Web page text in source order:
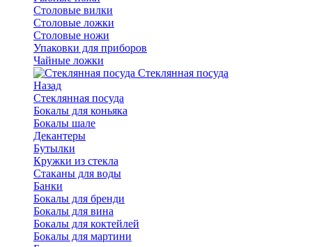
Столовые вилки
Столовые ложки
Столовые ножи
Упаковки для приборов
Чайные ложки
Стеклянная посуда
Назад
Стеклянная посуда
Бокалы для коньяка
Бокалы шале
Декантеры
Бутылки
Кружки из стекла
Стаканы для воды
Банки
Бокалы для бренди
Бокалы для вина
Бокалы для коктейлей
Бокалы для мартини